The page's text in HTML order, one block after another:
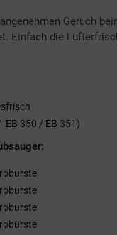
Geruch
Einfach die
EB 350 / EB 351)